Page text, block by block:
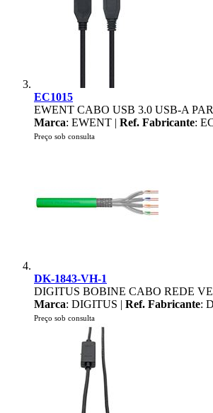
EC1015
EWENT CABO USB 3.0 USB-A
Marca: EWENT | Ref. Fabricante:
Preço sob consulta
DK-1843-VH-1
DIGITUS BOBINE CABO REDE
Marca: DIGITUS | Ref. Fabricante:
Preço sob consulta